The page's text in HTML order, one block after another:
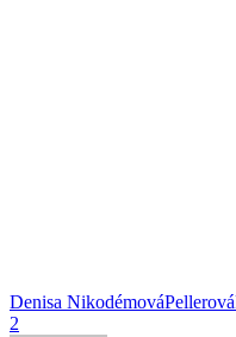
Denisa NikodémováPellerová
2